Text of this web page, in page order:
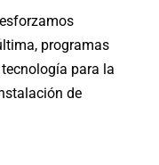
programas
para la
de